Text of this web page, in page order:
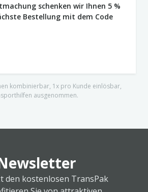
schenken wir Ihnen 5 %
Bestellung mit dem Code
kombinierbar, 1x pro Kunde einlösbar,
ausgenommen.
den kostenlosen TransPak